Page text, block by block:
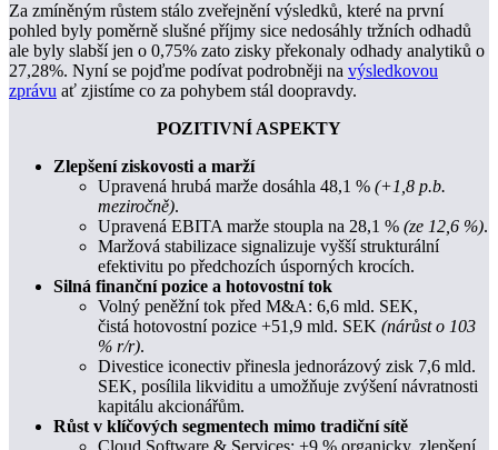
Za zmíněným růstem stálo zveřejnění výsledků, které na první
pohled byly poměrně slušné příjmy sice nedosáhly tržních odhadů
ale byly slabší jen o 0,75% zato zisky překonaly odhady analytiků o
27,28%. Nyní se pojďme podívat podrobněji na výsledkovou
zprávu ať zjistíme co za pohybem stál doopravdy.
POZITIVNÍ ASPEKTY
Zlepšení ziskovosti a marží
Upravená hrubá marže dosáhla 48,1 % (+1,8 p.b.
meziročně).
Upravená EBITA marže stoupla na 28,1 % (ze 12,6 %).
Maržová stabilizace signalizuje vyšší strukturální
efektivitu po předchozích úsporných krocích.
Silná finanční pozice a hotovostní tok
Volný peněžní tok před M&A: 6,6 mld. SEK,
čistá hotovostní pozice +51,9 mld. SEK (nárůst o 103
% r/r).
Divestice iconectiv přinesla jednorázový zisk 7,6 mld.
SEK, posílila likviditu a umožňuje zvýšení návratnosti
kapitálu akcionářům.
Růst v klíčových segmentech mimo tradiční sítě